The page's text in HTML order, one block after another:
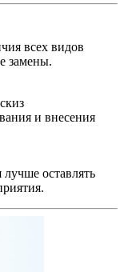
всех видов
замены.
и внесения
оставлять